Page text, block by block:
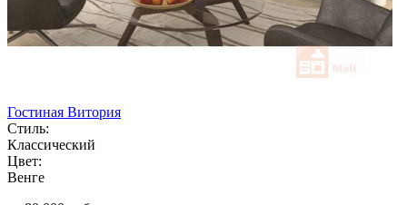
Гостиная Витория
Стиль:
Классический
Цвет:
Венге